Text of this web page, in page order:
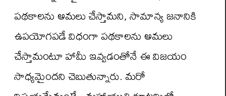
పథకాలను అమలు చేస్తామని, సామాన్య జనానికి
ఉపయోగపడే విధంగా పథకాలను అమలు
చేస్తామంటూ హామీ ఇవ్వడంతోనే ఈ విజయం
సాధ్యమైందని చెబుతున్నారు. మరో